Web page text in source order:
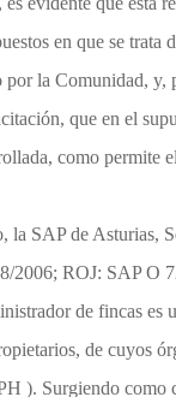
en que se trata
por la Comunidad, y,
que en el
como permite
la SAP de Asturias,
2006; ROJ: SAP O
de fincas es
de cuyos
). Surgiendo como